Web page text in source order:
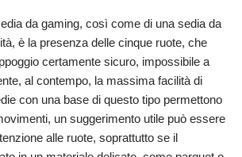
da gaming, così come di una sedia da
è la presenza delle cinque ruote, che
certamente sicuro, impossibile a
al contempo, la massima facilità di
con una base di questo tipo permettono
un suggerimento utile può essere
alle ruote, soprattutto se il